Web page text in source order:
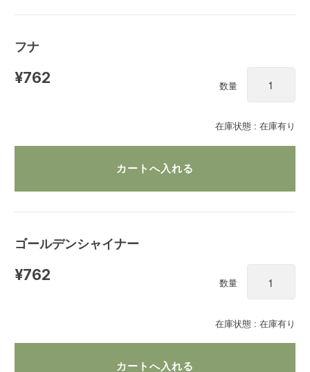
フナ
在庫状態 : 在庫有り
¥762 数量
ゴールデンシャイナー
在庫状態 : 在庫有り
¥762 数量